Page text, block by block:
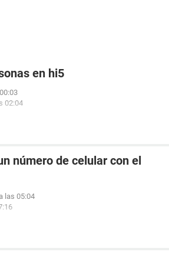
en hi5
02:04
número de celular con el
las 05:04